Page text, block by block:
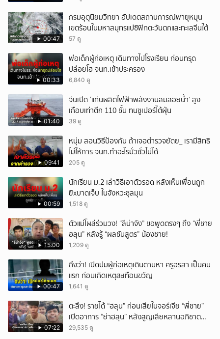
00:47
กรมอุตุนิยมวิทยา อัปเดตสถานการณ์พายุหมุน
เขตร้อนในมหาสมุทรแปซิฟิกตะวันตกและทะเลจีนใต้
57 ดู
00:33
พ่อเด็กผู้ก่อเหตุ เดินทางไปโรงเรียน ก่อนทรุด
ปล่อยโฮ จนท.เข้าประครอง
6,840 ดู
01:40
จีนเปิด ‘แท่นผลิตไฟฟ้าพลังงานลมลอยน้ำ’ สูง
เกือบเท่าตึก 110 ชั้น ทนซูเปอร์ไต้ฝุ่น
39 ดู
09:41
หนุ่ม สอนวิธีป้องกัน ถ้าเจอตำรวจยัดย_ เรามีสิทธิ
ไม่ให้การ จนท.ทำอะไรมั่วซั่วไม่ได้
205 ดู
00:59
นักเรียน ม.2 เล่าวิธีเอาตัวรอด หลังเห็นเพื่อนถูก
ยิxบาดเจ็บ ในจังหวะชุลมุน
1,518 ดู
15:00
ตัวแม่โผล่ร่วมวง! “ลีน่าจัง” ขอพูดตรงๆ ถึง “พี่ชาย
ฮลุน” หลังรู้ “ผลชันสูตร” น้องชาย!
1,209 ดู
00:47
ถึงว่า! เปิดปมผู้ก่อเหตุเดินตามหา ครูอรสา เป็นคน
แรก ก่อนเกิดเหตุสะเทือนขวัญ
1,641 ดู
07:22
ตะลึง! รายได้ “ฮลุน” ก่อนเสียในจอร์เจีย “พี่ชาย”
เปิดอาการ “ย่าฮลุน” หลังสูญเสียหลานอภิชาต
บุตร!
29,535 ดู